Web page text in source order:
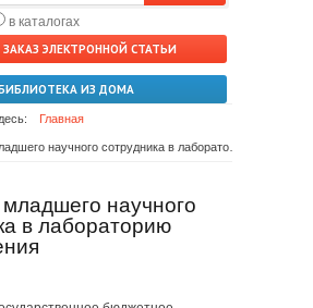
в каталогах
ЗАКАЗ ЭЛЕКТРОННОЙ СТАТЬИ
ИЗ ДОМА
Главная
научного
в лабораторию